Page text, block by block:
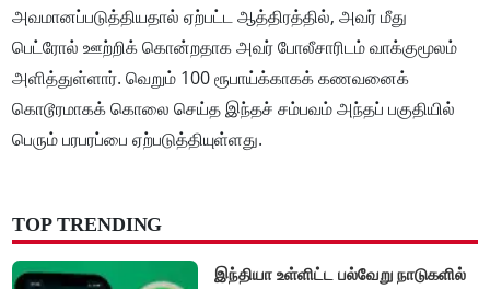
அவமானப்படுத்தியதால் ஏற்பட்ட ஆத்திரத்தில், அவர் மீது
பெட்ரோல் ஊற்றிக் கொன்றதாக அவர் போலீசாரிடம் வாக்குமூலம்
அளித்துள்ளார். வெறும் 100 ரூபாய்க்காகக் கணவனைக்
கொடூரமாகக் கொலை செய்த இந்தச் சம்பவம் அந்தப் பகுதியில்
பெரும் பரபரப்பை ஏற்படுத்தியுள்ளது.
TOP TRENDING
இந்தியா உள்ளிட்ட பல்வேறு நாடுகளில்